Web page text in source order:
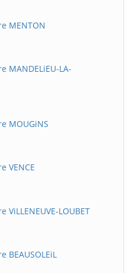
MENTON
MANDELiEU-LA-
MOUGiNS
VENCE
LOUBET